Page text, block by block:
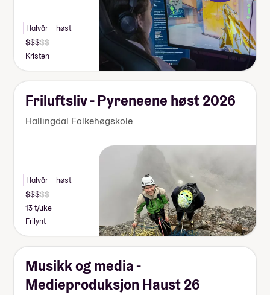
Halvår — høst
Kristen
Friluftsliv - Pyreneene høst 2026
Hallingdal Folkehøgskole
Halvår — høst
13 t/uke
Frilynt
Musikk og media -
Medieproduksjon Haust 26